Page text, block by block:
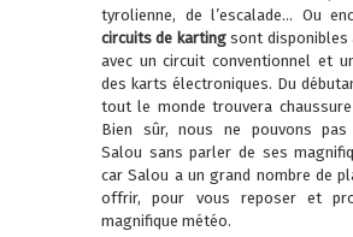
tyrolienne, de l’escalade… Ou
circuits de kartingsont disponibles
avec un circuit conventionnel et
des karts électroniques. Du
tout le monde trouvera
Bien sûr, nous ne pouvons pas
Salou sans parler de ses
car Salou a un grand nombre de
offrir, pour vous reposer et
magnifique météo.